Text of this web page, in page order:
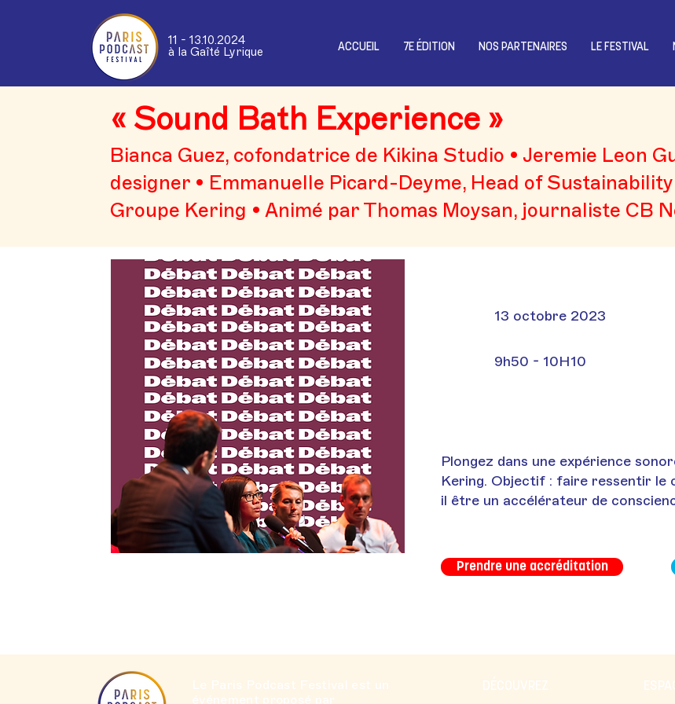
11 - 13.10.2024
à la Gaîté Lyrique
ACCUEIL 7E ÉDITION NOS PARTENAIRES LE FESTIVAL
« Sound Bath Experience »
Bianca Guez, cofondatrice de Kikina Studio • Jeremie Leon
designer • Emmanuelle Picard-Deyme, Head of
Groupe Kering • Animé par Thomas Moysan, journaliste CB
13 octobre 2023
9h50 - 10H10
Plongez dans une expérience
Kering. Objectif : faire ressentir le
il être un accélérateur de
Prendre une accréditation
Le Paris Podcast Festival est un
événement proposé par
DÉCOUVREZ